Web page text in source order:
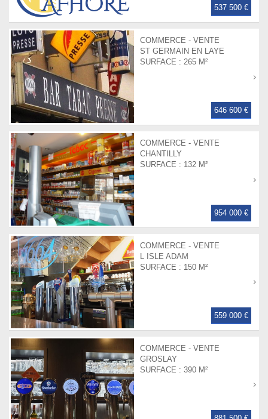
537 500 €
COMMERCE - VENTE
ST GERMAIN EN LAYE
SURFACE : 265 M²
646 600 €
COMMERCE - VENTE
CHANTILLY
SURFACE : 132 M²
954 000 €
COMMERCE - VENTE
L ISLE ADAM
SURFACE : 150 M²
559 000 €
COMMERCE - VENTE
GROSLAY
SURFACE : 390 M²